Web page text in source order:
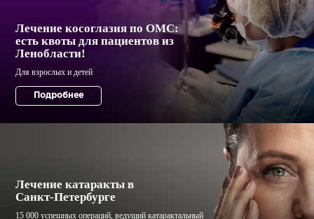
Лечение косоглазия по ОМС:
есть квоты для пациентов из
Ленобласти!
Лечение катаракты в
Санкт-Петербурге